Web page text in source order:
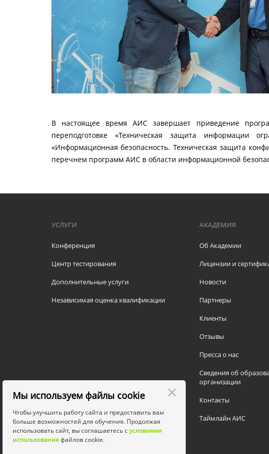
В настоящее время АИС завершает приведение
переподготовке «Техническая защита информации
«Информационная безопасность. Техническая защита
перечнем программ АИС в области информационной
УСЛУГИ
Конференция
Центр тестирования
Дополнительные услуги
Независимая оценка квалификации
АКАДЕМИЯ
Об Академии
Лицензии и
Новости
Партнеры
Клиенты
Отзывы
Пресса о нас
Сведения об
организации
Контакты
Таймлайн АИС
Мы используем файлы cookie
Чтобы улучшить работу сайта и предоставить вам
больше возможностей для обучения. Продолжая
использовать сайт, вы соглашаетесь сусловиями
использованияфайлов cookie.